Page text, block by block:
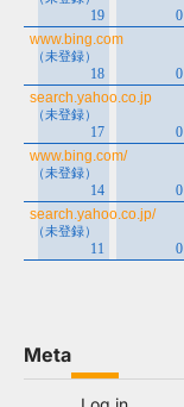
Meta